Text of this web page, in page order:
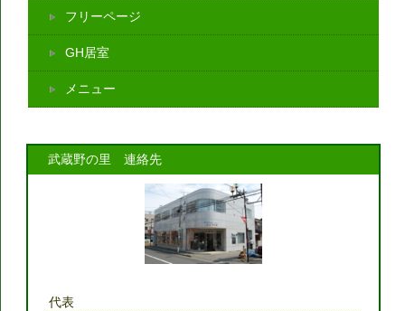
フリーページ
GH居室
メニュー
武蔵野の里 連絡先
代表